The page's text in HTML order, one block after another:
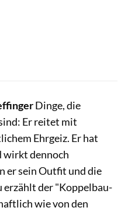
Dinge, die
Er reitet mit
Ehrgeiz. Er hat
wirkt dennoch
er sein Outfit und die
erzählt der "Koppelbau-
wie von den